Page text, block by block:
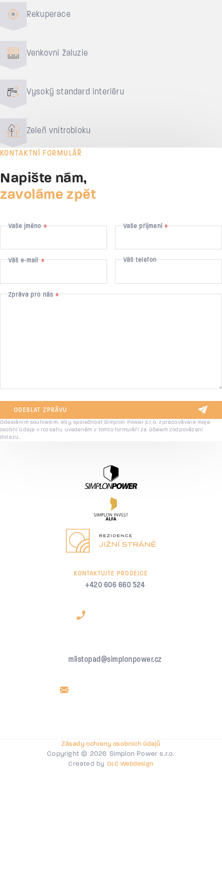
Rekuperace
Venkovní žaluzie
Vysoký standard interiéru
Zeleň vnitrobloku
KONTAKTNÍ FORMULÁŘ
Napište nám,
zavoláme zpět
Vaše jméno* Vaše příjmení*
Váš e-mail* Váš telefon
Zpráva pro nás*
ODESLAT ZPRÁVU
Odesláním souhlasím, aby společnost Simplon Power s.r.o. zpracovávala moje
osobní údaje v rozsahu uvedeném v tomto formuláři za účelem zodpovězení
dotazu.
KONTAKTUJTE PRODEJCE
+420 606 660 524
mlistopad@simplonpower.cz
Copyright © 2026 Simplon Power s.r.o.
Zásady ochrany osobních údajů
Created by OLC Webdesign